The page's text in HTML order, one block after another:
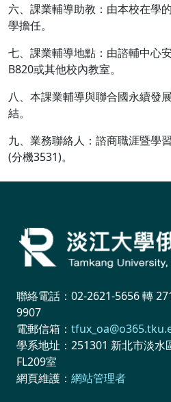
六、課業輔導助教：由本校在學
學擔任。
七、課業輔導地點：由諮輔中心
B820或其他校內教室。
八、本課業輔導與聯合國永續發
結。
九、業務聯絡人：諮商職涯暨學
(分機3531)。
聯絡電話：02-2621-5656 轉
9907
電郵信箱：
學系地址：251301 新北市淡水
FL209室
網頁維護： 網站管理者